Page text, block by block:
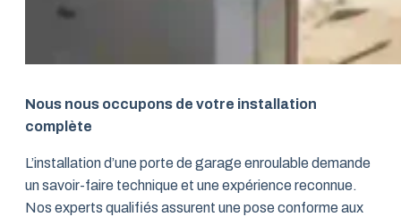
Nous nous occupons de votre installation
complète
L’installation d’une porte de garage enroulable demande
un savoir-faire technique et une expérience reconnue.
Nos experts qualifiés assurent une pose conforme aux